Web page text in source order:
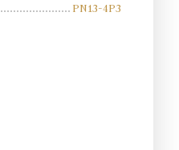
PN13-4P3